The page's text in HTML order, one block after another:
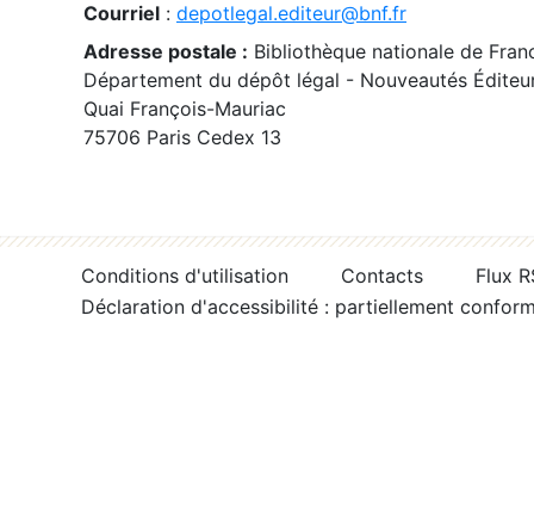
Courriel : depotlegal.editeur@bnf.fr
Adresse postale : Bibliothèque nationale de
Département du dépôt légal - Nouveautés
Quai François-Mauriac
75706 Paris Cedex 13
Conditions d'utilisation Contacts
Flux
Déclaration d'accessibilité : partiellement